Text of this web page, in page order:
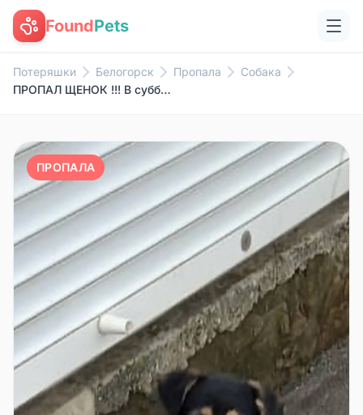
FoundPets
Потеряшки Белогорск Пропала
Собака
ПРОПАЛ ЩЕНОК !!! В субботу 20....
ПРОПАЛА